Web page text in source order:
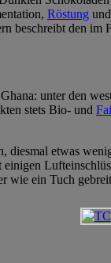
Röstung und
den im
unter den
stets Bio- und
etwas
wie ein Tuch